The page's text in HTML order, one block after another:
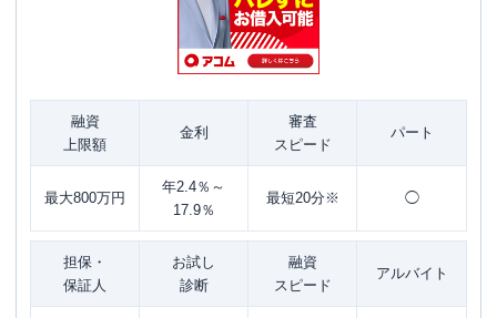
融資
上限額
金利
審査
スピード
パート
最大800万円
年2.4％～
17.9％
最短20分※ ◯
担保・
保証人
お試し
診断
融資
スピード
アルバイト